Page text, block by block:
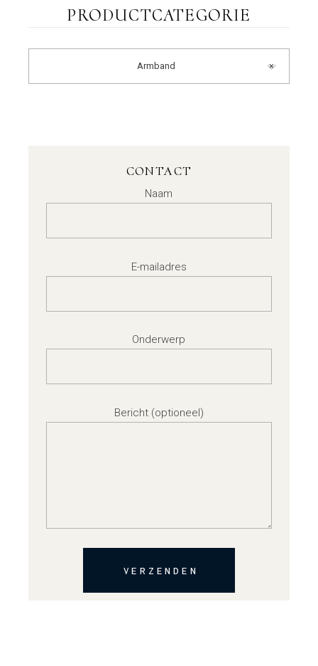
PRODUCTCATEGORIE
×
Armband
CONTACT
Naam
E-mailadres
Onderwerp
Bericht (optioneel)
VERZENDEN